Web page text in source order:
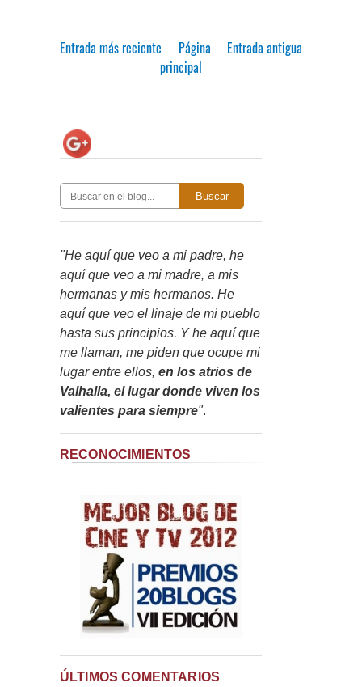
Entrada más reciente Entrada antigua
Página
principal
Buscar
"He aquí que veo a mi padre, he
aquí que veo a mi madre, a mis
hermanas y mis hermanos. He
aquí que veo el linaje de mi pueblo
hasta sus principios. Y he aquí que
me llaman, me piden que ocupe mi
lugar entre ellos, en los atrios de
Valhalla, el lugar donde viven los
valientes para siempre".
RECONOCIMIENTOS
ÚLTIMOS COMENTARIOS